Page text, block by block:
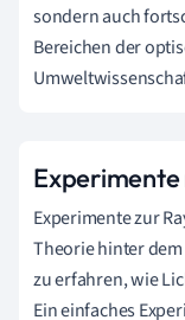
sondern auch
Bereichen der
Experimente zur
Theorie hinter
zu erfahren, wie
Ein einfaches